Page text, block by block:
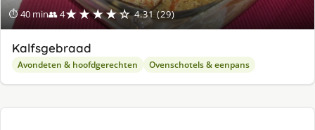
⏱ 40 min👥 4★★★★☆ 4.31 (29)
Kalfsgebraad
Avondeten & hoofdgerechten Ovenschotels & eenpans